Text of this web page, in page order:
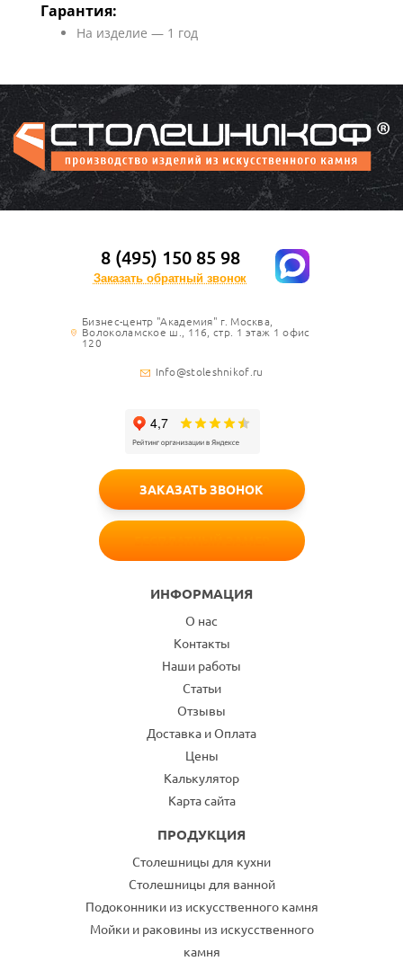
Гарантия:
На изделие — 1 год
8 (495) 150 85 98
Заказать обратный звонок
Бизнес-центр "Академия" г. Москва,
Волоколамское ш., 116, стр. 1 этаж 1 офис
120
Info@stoleshnikof.ru
ИНФОРМАЦИЯ
О нас
Контакты
Наши работы
Статьи
Отзывы
Доставка и Оплата
Цены
Калькулятор
Карта сайта
ПРОДУКЦИЯ
Столешницы для кухни
Столешницы для ванной
Подоконники из искусственного камня
Мойки и раковины из искусственного
камня
ЗАКАЗАТЬ ЗВОНОК